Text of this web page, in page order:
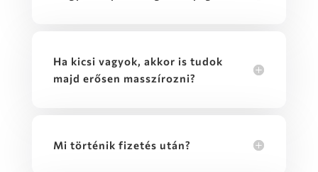
Ha kicsi vagyok, akkor is tudok
majd erősen masszírozni?
Mi történik fizetés után?